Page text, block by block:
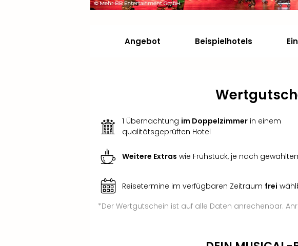
Angebot Beispielhotels
1 Übernachtung im Doppelzimmerin einem
qualitätsgeprüften Hotel
Weitere Extras wie Frühstück, je nach
Reisetermine im verfügbaren Zeitraum frei
*Der Wertgutschein ist auf alle Daten anrechenbar.